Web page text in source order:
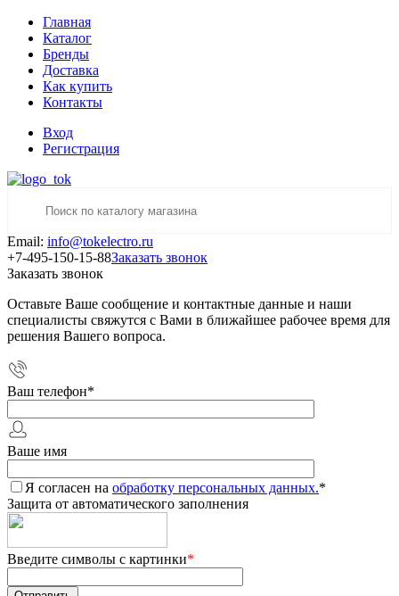
Главная
Каталог
Бренды
Доставка
Как купить
Контакты
Вход
Регистрация
Email: info@tokelectro.ru
+7-495-150-15-88Заказать звонок
Заказать звонок
Оставьте Ваше сообщение и контактные данные и наши
специалисты свяжутся с Вами в ближайшее рабочее время для
решения Вашего вопроса.
Ваш телефон*
Ваше имя
Я согласен на обработку персональных данных.*
Защита от автоматического заполнения
Введите символы с картинки*